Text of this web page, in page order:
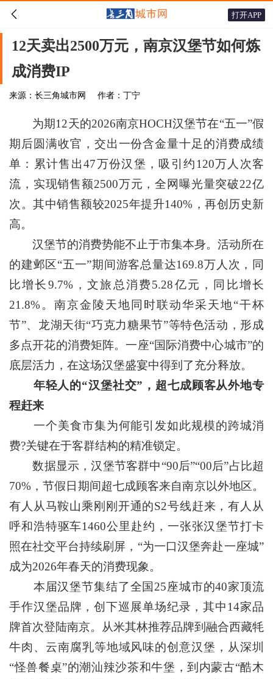
 打开APP
12天卖出2500万元，南京汉堡节如何炼
成消费IP
来源：长三角城市网 作者：丁宁
为期12天的2026南京HOCH汉堡节在“五一”假
期后圆满收官，交出一份含金量十足的消费成绩
单：累计售出47万份汉堡，吸引约120万人次客
流，实现销售额2500万元，全网曝光量突破22亿
次。其中销售额较2025年提升140%，再创历史新
高。
汉堡节的消费势能不止于市集本身。活动所在
的建邺区“五一”期间游客总量达169.8万人次，同
比增长9.7%，文旅总消费5.28亿元，同比增长
21.8%。南京金陵天地同时联动华采天地“干杯
节”、龙湖天街“巧克力糖果节”等特色活动，形成
多点开花的消费矩阵。一座“国际消费中心城市”的
底层活力，在这场汉堡盛宴中得到了充分释放。
年轻人的“汉堡社交”，超七成顾客从外地专
程赶来
一个美食市集为何能引发如此规模的跨城消
费?关键在于客群结构的精准锁定。
数据显示，汉堡节客群中“90后”“00后”占比超
70%，节假日期间超七成顾客来自南京以外地区。
有人从马鞍山乘刚刚开通的S2号线赶来，有人从
呼和浩特驱车1460公里赴约，一张张汉堡节打卡
照在社交平台持续刷屏，“为一口汉堡奔赴一座城”
成为2026年春天的消费现象。
本届汉堡节集结了全国25座城市的40家顶流
手作汉堡品牌，创下巡展单场纪录，其中14家品
牌首次登陆南京。从米其林推荐品牌到融合西藏牦
牛肉、云南腐乳等地域风味的创意汉堡，从深圳
“怪兽餐桌”的潮汕辣沙茶和牛堡，到内蒙古“酷木